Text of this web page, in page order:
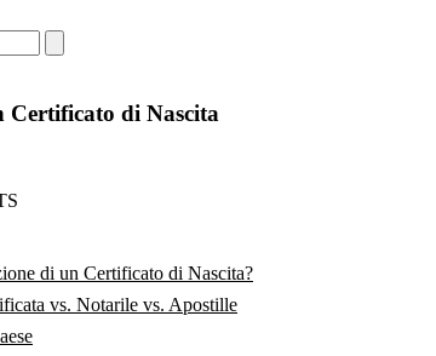
Certificato di Nascita
di un Certificato di Nascita?
vs. Notarile vs. Apostille